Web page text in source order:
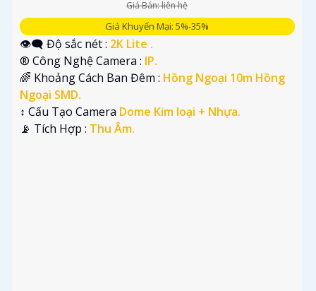
Giá Bán: liên hệ
Giá Khuyến Mại: 5%-35%
👁️‍🗨 Độ sắc nét : 2K Lite .
®️ Công Nghệ Camera : IP.
🌈 Khoảng Cách Ban Đêm : Hồng Ngoại 10m Hồng
Ngoại SMD.
↕️ Cấu Tạo Camera Dome Kim loại + Nhựa.
️📡 Tích Hợp : Thu Âm.